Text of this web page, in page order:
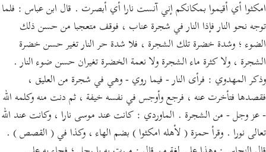
امكثوا أي أقيموا بمكانكم إني آنست نارا أي أبصرت . قال ابن عباس : فلما
توجه نحو النار فإذا النار في شجرة عناب ، فوقف متعجبا من حسن ذلك
الضوء ؛ وشدة خضرة تلك الشجرة ، فلا شدة حر النار تغير حسن خضرة
الشجرة ، ولا كثرة ماء الشجرة ولا نعمة الخضرة تغيران حسن ضوء النار .
وذكر المهدوي : فرأى النار - فيما روي - وهي في شجرة من العليق ،
فقصدها فتأخرت عنه ، فرجع وأوجس في نفسه خيفة ، ثم دنت منه وكلمه الله
- عز وجل - من الشجرة . الماوردي : كانت عند موسى نارا ، وكانت عند الله
تعالى نورا . وقرأ حمزة ( لأهله امكثوا ) بضم الهاء ، وكذا في ( القصص ) .